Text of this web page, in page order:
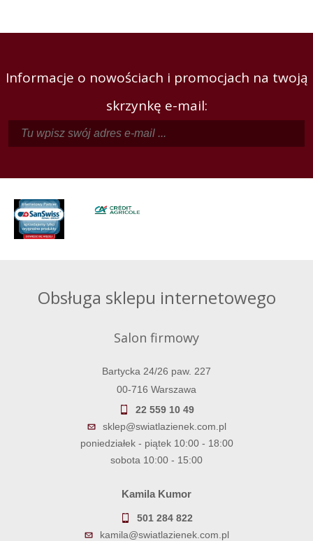
Informacje o nowościach i promocjach na twoją
skrzynkę e-mail:
Obsługa sklepu internetowego
Salon firmowy
Bartycka 24/26 paw. 227
00-716 Warszawa
22 559 10 49
sklep@swiatlazienek.com.pl
poniedziałek - piątek 10:00 - 18:00
sobota 10:00 - 15:00
Kamila Kumor
501 284 822
kamila@swiatlazienek.com.pl